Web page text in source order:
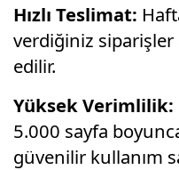
Hızlı Teslimat:
verdiğiniz siparişler
edilir.
Yüksek Verimlilik:
5.000 sayfa
güvenilir kullanım